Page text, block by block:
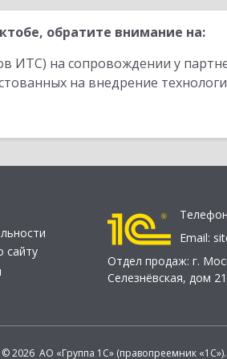
обратите внимание на:
ИТС) на сопровождении у
на внедрение
сайту
Email:
Отдел продаж: г.
Селезнёвская, дом 21
© 2026 АО «Группа 1С» (правопреемник